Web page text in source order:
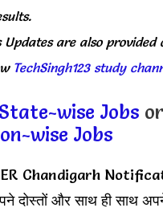
Updates are also provided
TechSingh123 study
State-wise Jobs or
wise Jobs
Chandigarh
दोस्तों और साथ ही साथ